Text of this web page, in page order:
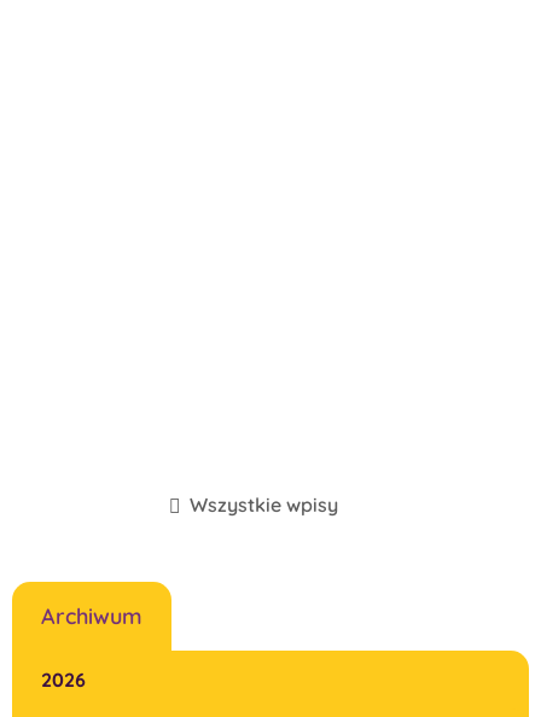
Wszystkie wpisy
Archiwum
2026